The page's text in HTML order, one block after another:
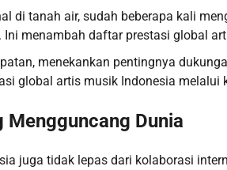
di tanah air, sudah beberapa kali
menambah daftar prestasi global
menekankan pentingnya
global artis musik Indonesia melalui
Dunia
juga tidak lepas dari kolaborasi